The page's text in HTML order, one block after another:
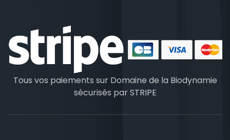
Tous vos paiements sur Domaine de la Biodynamie
sécurisés parSTRIPE